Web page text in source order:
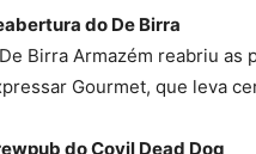
do De Birra
Birra Armazém reabriu as
Gourmet, que leva
do Covil Dead Dog